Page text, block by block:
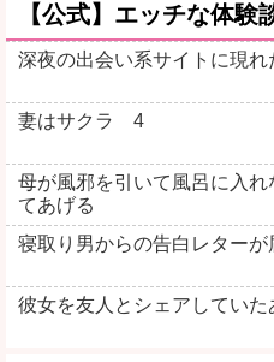
【公式】エッチな体験
深夜の出会い系サイトに現
妻はサクラ 4
母が風邪を引いて風呂に入
てあげる
寝取り男からの告白レターが
彼女を友人とシェアしていた